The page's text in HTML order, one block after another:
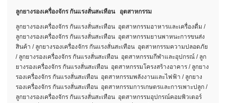
ลูกยางรองเครื่องจักร กันแรงสั่นสะเทือน อุตสาหกรรม
ลูกยางรองเครื่องจักร กันแรงสั่นสะเทือน อุตสาหกรรมอาหารและเครื่องดื่ม /
ลูกยางรองเครื่องจักร กันแรงสั่นสะเทือน อุตสาหกรรมยานพาหนะการขนส่ง
สินค้า / ลูกยางรองเครื่องจักร กันแรงสั่นสะเทือน อุตสาหกรรมความปลอดภัย
/ ลูกยางรองเครื่องจักร กันแรงสั่นสะเทือน อุตสาหกรรมกีฬาและอุปกรณ์ / ลูก
ยางรองเครื่องจักร กันแรงสั่นสะเทือน อุตสาหกรรมโครงสร้างอาคาร / ลูกยาง
รองเครื่องจักร กันแรงสั่นสะเทือน อุตสาหกรรมพลังงานและไฟฟ้า / ลูกยาง
รองเครื่องจักร กันแรงสั่นสะเทือน อุตสาหกรรมการเกษตรและการเพาะปลูก /
ลูกยางรองเครื่องจักร กันแรงสั่นสะเทือน อุตสาหกรรมอุปกรณ์คอมพิวเตอร์